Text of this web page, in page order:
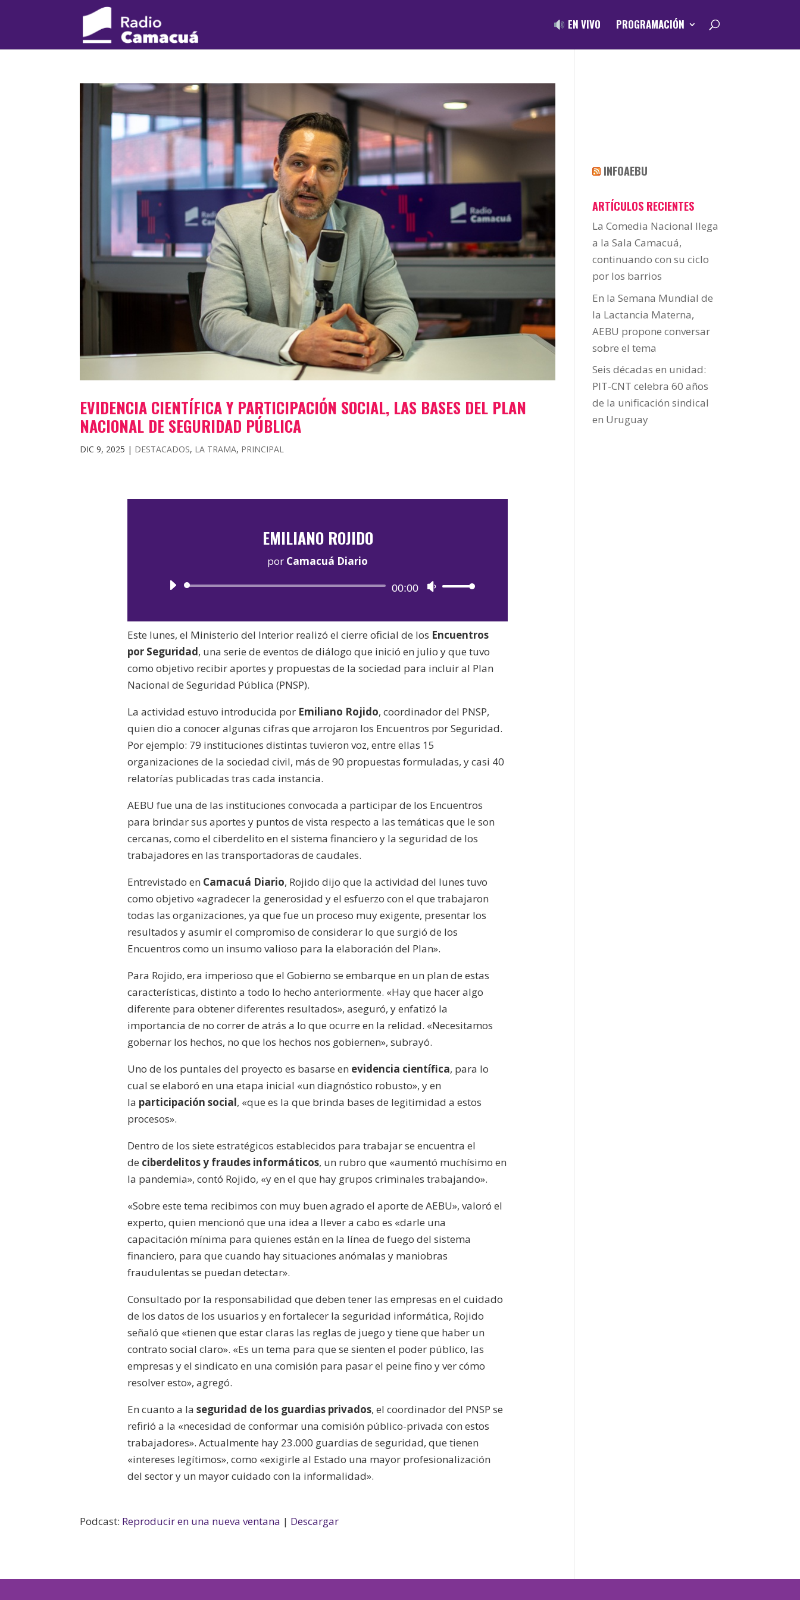
EN VIVO PROGRAMACIÓN
EVIDENCIA CIENTÍFICA Y PARTICIPACIÓN SOCIAL, LAS BASES DEL PLAN
NACIONAL DE SEGURIDAD PÚBLICA
DIC 9, 2025 | DESTACADOS, LA TRAMA, PRINCIPAL
EMILIANO ROJIDO
por Camacuá Diario
Reproductor
audio
00:00
Utiliza
teclas
de
flecha
arriba/abajo
disminuir
volumen.
Este lunes, el Ministerio del Interior realizó el cierre oficial de los Encuentros
por Seguridad, una serie de eventos de diálogo que inició en julio y que tuvo
como objetivo recibir aportes y propuestas de la sociedad para incluir al Plan
Nacional de Seguridad Pública (PNSP).
La actividad estuvo introducida por Emiliano Rojido, coordinador del PNSP,
quien dio a conocer algunas cifras que arrojaron los Encuentros por Seguridad.
Por ejemplo: 79 instituciones distintas tuvieron voz, entre ellas 15
organizaciones de la sociedad civil, más de 90 propuestas formuladas, y casi 40
relatorías publicadas tras cada instancia.
AEBU fue una de las instituciones convocada a participar de los Encuentros
para brindar sus aportes y puntos de vista respecto a las temáticas que le son
cercanas, como el ciberdelito en el sistema financiero y la seguridad de los
trabajadores en las transportadoras de caudales.
Entrevistado en Camacuá Diario, Rojido dijo que la actividad del lunes tuvo
como objetivo «agradecer la generosidad y el esfuerzo con el que trabajaron
todas las organizaciones, ya que fue un proceso muy exigente, presentar los
resultados y asumir el compromiso de considerar lo que surgió de los
Encuentros como un insumo valioso para la elaboración del Plan».
Para Rojido, era imperioso que el Gobierno se embarque en un plan de estas
características, distinto a todo lo hecho anteriormente. «Hay que hacer algo
diferente para obtener diferentes resultados», aseguró, y enfatizó la
importancia de no correr de atrás a lo que ocurre en la relidad. «Necesitamos
gobernar los hechos, no que los hechos nos gobiernen», subrayó.
Uno de los puntales del proyecto es basarse en evidencia científica, para lo
cual se elaboró en una etapa inicial «un diagnóstico robusto», y en
la participación social, «que es la que brinda bases de legitimidad a estos
procesos».
Dentro de los siete estratégicos establecidos para trabajar se encuentra el
de ciberdelitos y fraudes informáticos, un rubro que «aumentó muchísimo en
la pandemia», contó Rojido, «y en el que hay grupos criminales trabajando».
«Sobre este tema recibimos con muy buen agrado el aporte de AEBU», valoró el
experto, quien mencionó que una idea a llever a cabo es «darle una
capacitación mínima para quienes están en la línea de fuego del sistema
financiero, para que cuando hay situaciones anómalas y maniobras
fraudulentas se puedan detectar».
Consultado por la responsabilidad que deben tener las empresas en el cuidado
de los datos de los usuarios y en fortalecer la seguridad informática, Rojido
señaló que «tienen que estar claras las reglas de juego y tiene que haber un
contrato social claro». «Es un tema para que se sienten el poder público, las
empresas y el sindicato en una comisión para pasar el peine fino y ver cómo
resolver esto», agregó.
En cuanto a laseguridad de los guardias privados, el coordinador del PNSP se
refirió a la «necesidad de conformar una comisión público-privada con estos
trabajadores». Actualmente hay 23.000 guardias de seguridad, que tienen
«intereses legítimos», como «exigirle al Estado una mayor profesionalización
del sector y un mayor cuidado con la informalidad».
Podcast: Reproducir en una nueva ventana | Descargar
INFOAEBU
ARTÍCULOS RECIENTES
La Comedia Nacional llega
a la Sala Camacuá,
continuando con su ciclo
por los barrios
En la Semana Mundial de
la Lactancia Materna,
AEBU propone conversar
sobre el tema
Seis décadas en unidad:
PIT-CNT celebra 60 años
de la unificación sindical
en Uruguay